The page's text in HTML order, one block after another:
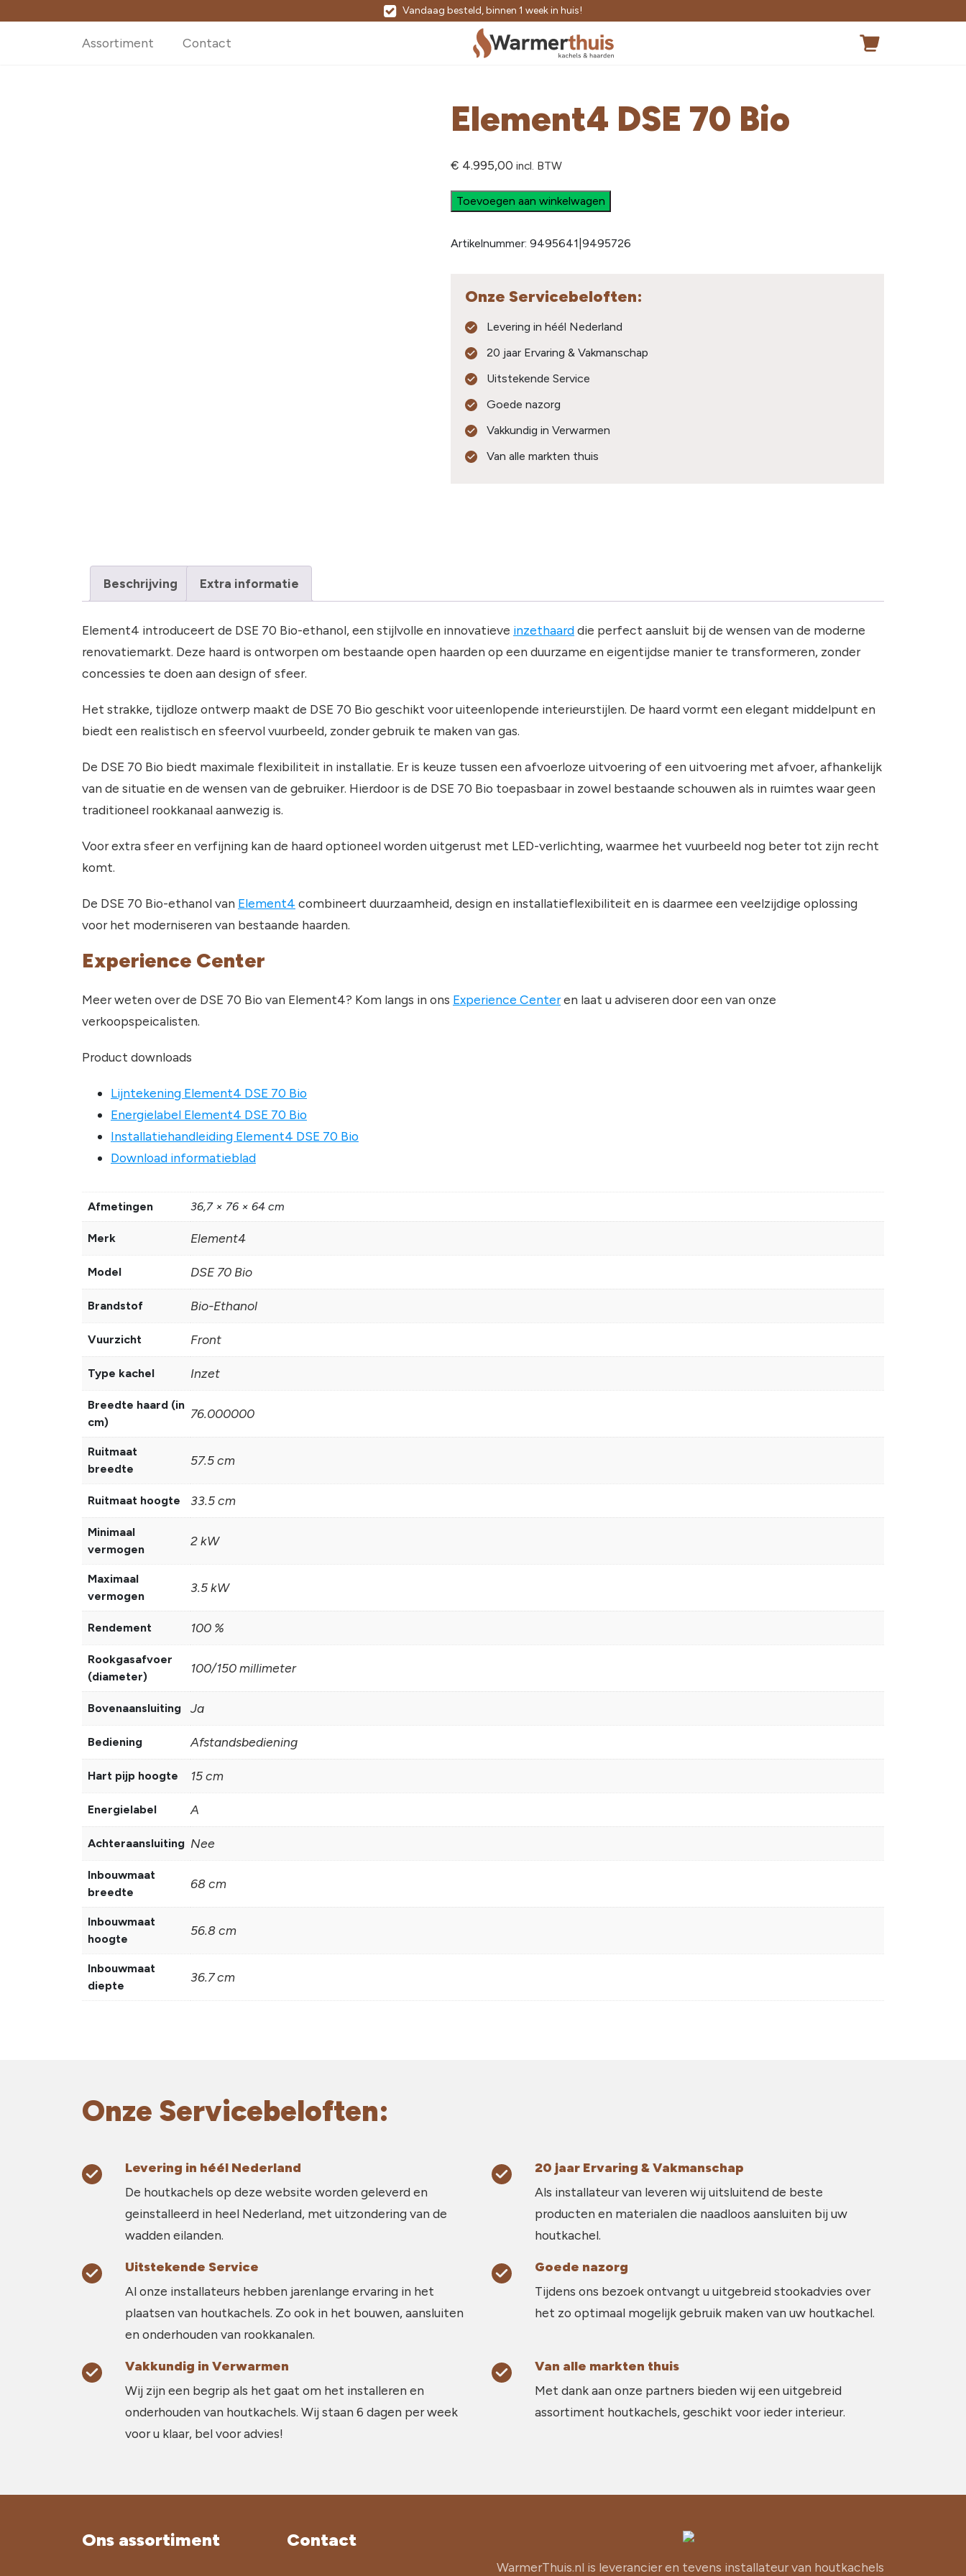
Vandaag besteld, binnen 1 week in huis!
Eenvoudig en gemakkelijk bestellen!
Bezorgd voor slechts €90,-
Assortiment Contact
Element4 DSE 70 Bio
€ 4.995,00 incl. BTW
Toevoegen aan winkelwagen
Artikelnummer:9495641|9495726
Onze Servicebeloften:
Levering in héél Nederland
20 jaar Ervaring & Vakmanschap
Uitstekende Service
Goede nazorg
Vakkundig in Verwarmen
Van alle markten thuis
Beschrijving Extra informatie
Element4 introduceert de DSE 70 Bio-ethanol, een stijlvolle en innovatieve inzethaarddie perfect aansluit bij de wensen van de moderne
renovatiemarkt. Deze haard is ontworpen om bestaande open haarden op een duurzame en eigentijdse manier te transformeren, zonder
concessies te doen aan design of sfeer.
Het strakke, tijdloze ontwerp maakt de DSE 70 Bio geschikt voor uiteenlopende interieurstijlen. De haard vormt een elegant middelpunt en
biedt een realistisch en sfeervol vuurbeeld, zonder gebruik te maken van gas.
De DSE 70 Bio biedt maximale flexibiliteit in installatie. Er is keuze tussen een afvoerloze uitvoering of een uitvoering met afvoer, afhankelijk
van de situatie en de wensen van de gebruiker. Hierdoor is de DSE 70 Bio toepasbaar in zowel bestaande schouwen als in ruimtes waar geen
traditioneel rookkanaal aanwezig is.
Voor extra sfeer en verfijning kan de haard optioneel worden uitgerust met LED-verlichting, waarmee het vuurbeeld nog beter tot zijn recht
komt.
De DSE 70 Bio-ethanol van Element4 combineert duurzaamheid, design en installatieflexibiliteit en is daarmee een veelzijdige oplossing
voor het moderniseren van bestaande haarden.
Experience Center
Meer weten over de DSE 70 Bio van Element4? Kom langs in ons Experience Centeren laat u adviseren door een van onze
verkoopspeicalisten.
Product downloads
Lijntekening Element4 DSE 70 Bio
Energielabel Element4 DSE 70 Bio
Installatiehandleiding Element4 DSE 70 Bio
Download informatieblad
Afmetingen 36,7 × 76 × 64 cm
Merk Element4
Model DSE 70 Bio
Brandstof Bio-Ethanol
Vuurzicht Front
Type kachel Inzet
Breedte haard (in
cm)
76.000000
Ruitmaat
breedte
57.5 cm
Ruitmaat hoogte 33.5 cm
Minimaal
vermogen
2 kW
Maximaal
vermogen
3.5 kW
Rendement 100 %
Rookgasafvoer
(diameter)
100/150 millimeter
Bovenaansluiting Ja
Bediening Afstandsbediening
Hart pijp hoogte 15 cm
Energielabel A
Achteraansluiting Nee
Inbouwmaat
breedte
68 cm
Inbouwmaat
hoogte
56.8 cm
Inbouwmaat
diepte
36.7 cm
Onze Servicebeloften:
Levering in héél Nederland
De houtkachels op deze website worden geleverd en
geinstalleerd in heel Nederland, met uitzondering van de
wadden eilanden.
20 jaar Ervaring & Vakmanschap
Als installateur van leveren wij uitsluitend de beste
producten en materialen die naadloos aansluiten bij uw
houtkachel.
Uitstekende Service
Al onze installateurs hebben jarenlange ervaring in het
plaatsen van houtkachels. Zo ook in het bouwen, aansluiten
en onderhouden van rookkanalen.
Goede nazorg
Tijdens ons bezoek ontvangt u uitgebreid stookadvies over
het zo optimaal mogelijk gebruik maken van uw houtkachel.
Vakkundig in Verwarmen
Wij zijn een begrip als het gaat om het installeren en
onderhouden van houtkachels. Wij staan 6 dagen per week
voor u klaar, bel voor advies!
Van alle markten thuis
Met dank aan onze partners bieden wij een uitgebreid
assortiment houtkachels, geschikt voor ieder interieur.
Ons assortiment Contact
WarmerThuis.nl is leverancier en tevens installateur van houtkachels